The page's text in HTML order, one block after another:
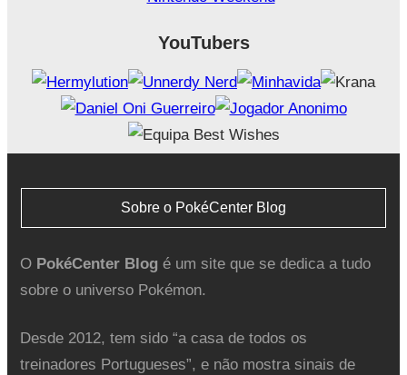
YouTubers
Sobre o PokéCenter Blog
O PokéCenter Blogé um site que se dedica a tudo
sobre o universo Pokémon.
Desde 2012, tem sido “a casa de todos os
treinadores Portugueses”, e não mostra sinais de